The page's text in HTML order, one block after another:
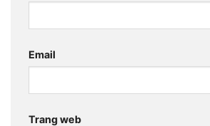
Email
Trang web